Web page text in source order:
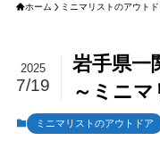
ホーム ミニマリストのアウトド
岩手県一
～ミニ
2025
7/19
ミニマリストのアウトドア